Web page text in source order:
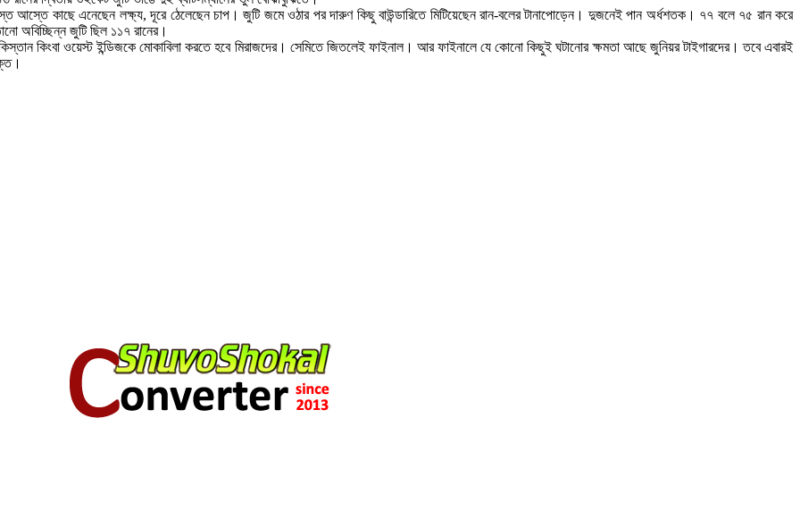
আস্তে কাছে এনেছেন লক্ষ্য, দূরে ঠেলেছেন চাপ। জুটি জমে ওঠার পর দারুণ কিছু বাউন্ডারিতে মিটিয়েছেন রান-বলের টানাপোড়েন। দুজনেই পান অর্ধশতক। ৭৭ বলে ৭৫ রান করে
অবিচ্ছিন্ন জুটি ছিল ১১৭ রানের।
কিংবা ওয়েস্ট ইন্ডিজকে মোকাবিলা করতে হবে মিরাজদের। সেমিতে জিতলেই ফাইনাল। আর ফাইনালে যে কোনো কিছুই ঘটানোর ক্ষমতা আছে জুনিয়র টাইগারদের। তবে এবারই